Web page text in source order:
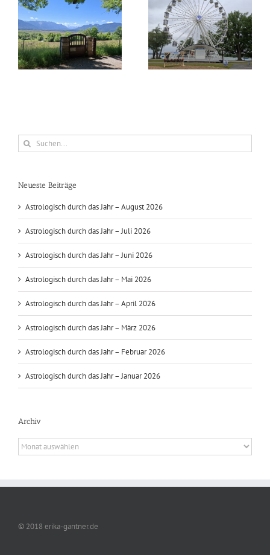
Astrologisch durch das
Jahr – Juli 2026
Astrologisch durch das
Jahr – Juni 2026
Suche
nach:
Neueste Beiträge
Astrologisch durch das Jahr – August 2026
Astrologisch durch das Jahr – Juli 2026
Astrologisch durch das Jahr – Juni 2026
Astrologisch durch das Jahr – Mai 2026
Astrologisch durch das Jahr – April 2026
Astrologisch durch das Jahr – März 2026
Astrologisch durch das Jahr – Februar 2026
Astrologisch durch das Jahr – Januar 2026
Archiv
Archiv
© 2018 erika-gantner.de